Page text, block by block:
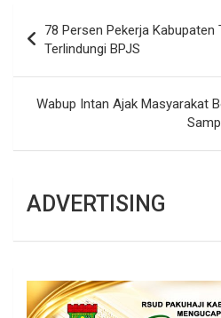
pos
78 Persen Pekerja Kabupaten
Terlindungi BPJS
Wabup Intan Ajak Masyarakat
ADVERTISING